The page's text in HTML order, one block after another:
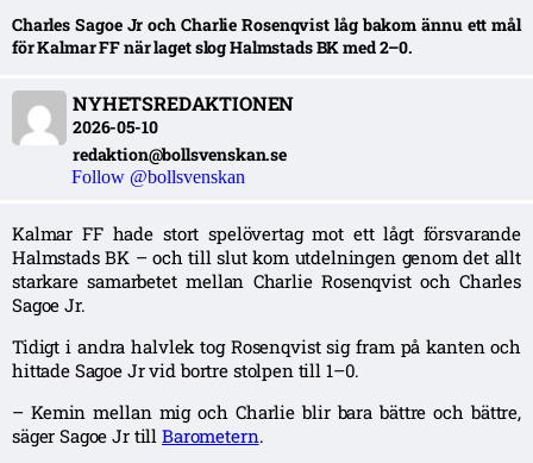
Charles Sagoe Jr och Charlie Rosenqvist låg bakom ännu ett mål
för Kalmar FF när laget slog Halmstads BK med 2–0.
NYHETSREDAKTIONEN
2026-05-10
redaktion@bollsvenskan.se
Follow @bollsvenskan
Kalmar FF hade stort spelövertag mot ett lågt försvarande
Halmstads BK – och till slut kom utdelningen genom det allt
starkare samarbetet mellan Charlie Rosenqvist och Charles
Sagoe Jr.
Tidigt i andra halvlek tog Rosenqvist sig fram på kanten och
hittade Sagoe Jr vid bortre stolpen till 1–0.
– Kemin mellan mig och Charlie blir bara bättre och bättre,
säger Sagoe Jr till Barometern.